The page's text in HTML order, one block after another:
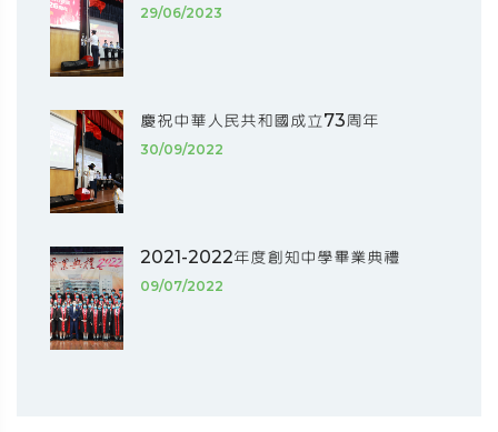
29/06/2023
慶祝中華人民共和國成立73周年
30/09/2022
2021-2022年度創知中學畢業典禮
09/07/2022